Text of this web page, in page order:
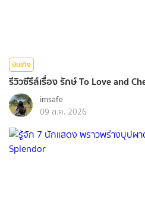
บันเทิง
รีวิวซีรีส์เรื่อง รักษ์ To Love and
imsafe
09 ส.ค. 2026